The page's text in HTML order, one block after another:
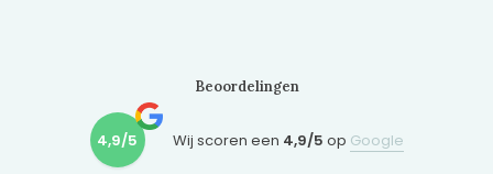
Beoordelingen
4,9/5 Wij scoren een 4,9/5 op Google